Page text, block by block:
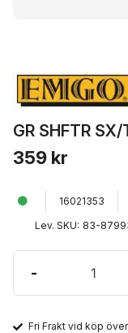
GR SHFTR
359 kr
16021353
Lev. SKU: 83-
-
Fri Frakt vid köp